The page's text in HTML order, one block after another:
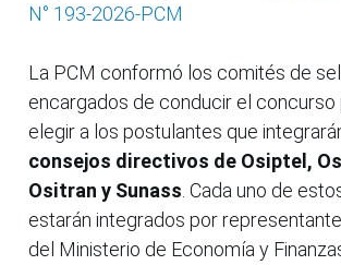
N° 193-2026-PCM
La PCM conformó los comités de
encargados de conducir el concurso
elegir a los postulantes que
consejos directivos de Osiptel,
Ositran y Sunass . Cada uno de
estarán integrados por
del Ministerio de Economía y